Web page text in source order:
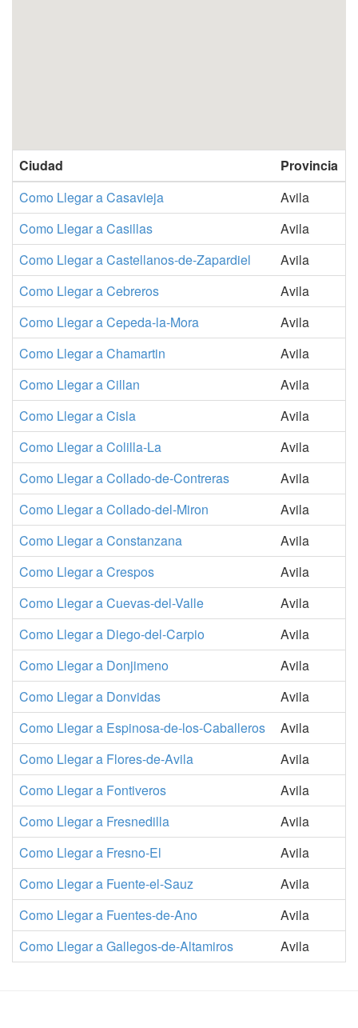
Ciudad
Provincia
Como Llegar a Casavieja
Avila
Como Llegar a Casillas
Avila
Como Llegar a Castellanos-de-Zapardiel
Avila
Como Llegar a Cebreros
Avila
Como Llegar a Cepeda-la-Mora
Avila
Como Llegar a Chamartin
Avila
Como Llegar a Cillan
Avila
Como Llegar a Cisla
Avila
Como Llegar a Colilla-La
Avila
Como Llegar a Collado-de-Contreras
Avila
Como Llegar a Collado-del-Miron
Avila
Como Llegar a Constanzana
Avila
Como Llegar a Crespos
Avila
Como Llegar a Cuevas-del-Valle
Avila
Como Llegar a Diego-del-Carpio
Avila
Como Llegar a Donjimeno
Avila
Como Llegar a Donvidas
Avila
Como Llegar a Espinosa-de-los-Caballeros
Avila
Como Llegar a Flores-de-Avila
Avila
Como Llegar a Fontiveros
Avila
Como Llegar a Fresnedilla
Avila
Como Llegar a Fresno-El
Avila
Como Llegar a Fuente-el-Sauz
Avila
Como Llegar a Fuentes-de-Ano
Avila
Como Llegar a Gallegos-de-Altamiros
Avila